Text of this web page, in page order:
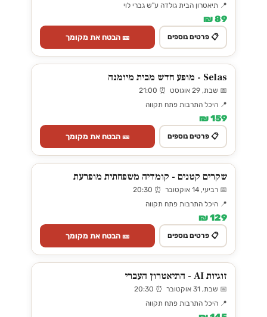
📍 תיאטרון הבית גולדה ע"ש גברי לוי
89 ₪
📋 פרטים נוספים 🎫 הבטח את מקומך
Selas - מופע חדש מבית מיומנה
📅 שבת, 29 אוגוסט ⏰ 21:00
📍 היכל התרבות פתח תקווה
159 ₪
📋 פרטים נוספים 🎫 הבטח את מקומך
שקרים קטנים - קומדיה משפחתית מופרעת
📅 רביעי, 14 אוקטובר ⏰ 20:30
📍 היכל התרבות פתח תקווה
129 ₪
📋 פרטים נוספים 🎫 הבטח את מקומך
זוגיות AI - התיאטרון העברי
📅 שבת, 31 אוקטובר ⏰ 20:30
📍 היכל התרבות פתח תקווה